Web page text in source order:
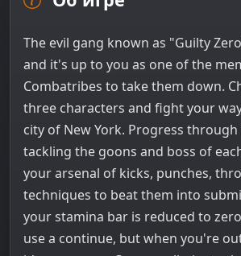
The evil gang known as "Guilty
and it's up to you as one of the
Combatribes to take them down.
three characters and fight your
city of New York. Progress
tackling the goons and boss of
your arsenal of kicks, punches,
techniques to beat them into
your stamina bar is reduced to
use a continue, but when you're